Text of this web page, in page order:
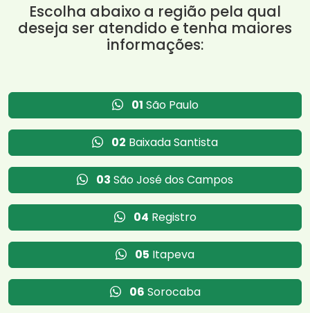
Escolha abaixo a região pela qual
deseja ser atendido e tenha maiores
informações:
01 São Paulo
02 Baixada Santista
03 São José dos Campos
04 Registro
05 Itapeva
06 Sorocaba